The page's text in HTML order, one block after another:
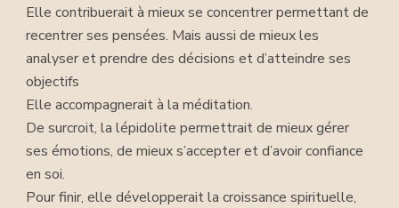
Elle contribuerait à mieux se concentrer permettant de
recentrer ses pensées. Mais aussi de mieux les
analyser et prendre des décisions et d’atteindre ses
objectifs
Elle accompagnerait à la méditation.
De surcroit, la lépidolite permettrait de mieux gérer
ses émotions, de mieux s’accepter et d’avoir confiance
en soi.
Pour finir, elle développerait la croissance spirituelle,